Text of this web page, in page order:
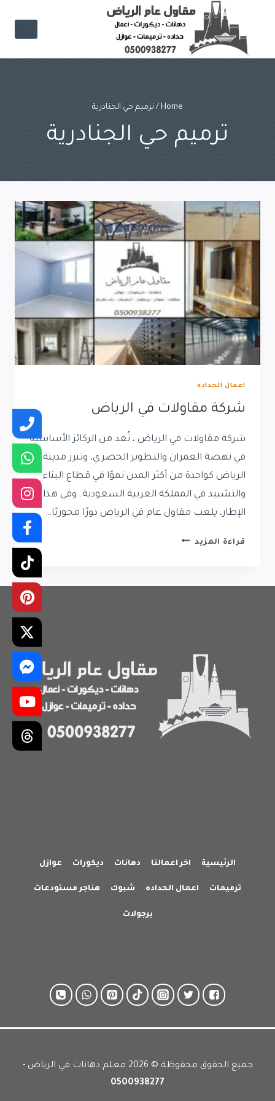
content
Home
/ ترميم حي الجنادرية
ترميم حي الجنادرية
اعمال الحداده
شركة مقاولات في الرياض
شركة مقاولات في الرياض ، تُعد من الركائز الأساسية
في نهضة العمران والتطوير الحضري، وتبرز مدينة
الرياض كواحدة من أكثر المدن نموًا في قطاع البناء
والتشييد في المملكة العربية السعودية. وفي هذا
الإطار، يلعب مقاول عام في الرياض دورًا محوريًا…
قراءة المزيد شركة
الرئيسية اخر اعمالنا دهانات ديكورات عوازل
ترميمات اعمال الحداده شبوك هناجر مستودعات
برجولات
جميع الحقوق محفوظة © 2026 معلم دهانات في الرياض -
0500938277